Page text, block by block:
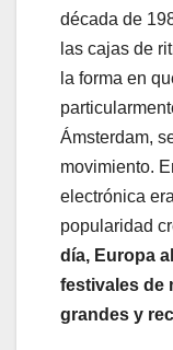
década de
las cajas de
la forma en
Ámsterdam,
movimiento.
electrónica
popularidad
día, Europa
festivales de
grandes y